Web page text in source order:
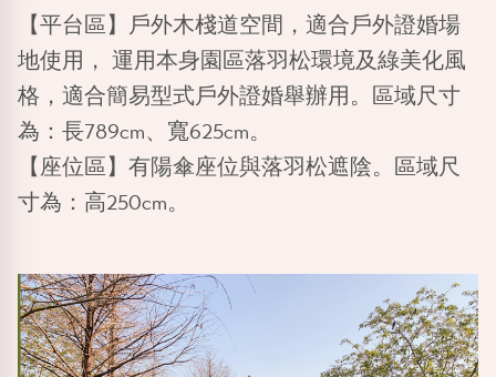
【平台區】 戶外木棧道空間，適合戶外證婚場
地使用， 運用本身園區落羽松環境及綠美化風
格，適合簡易型式戶外證婚舉辦用。區域尺寸
為：長789cm、寬625cm。
【座位區】 有陽傘座位與落羽松遮陰。區域尺
寸為：高250cm。